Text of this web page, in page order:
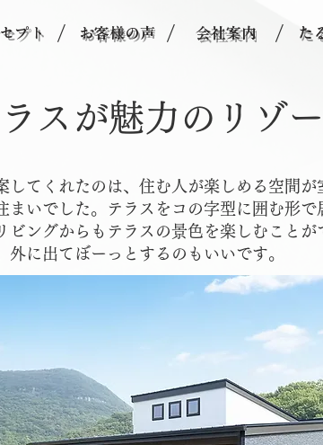
プト お客様の声 会社案内 た
/ / /
スが魅力のリゾ
してくれたのは、住む人が楽しめる空間が
まいでした。テラスをコの字型に囲む形で
ビングからもテラスの景色を楽しむことが
外に出てぼーっとするのもいいです。